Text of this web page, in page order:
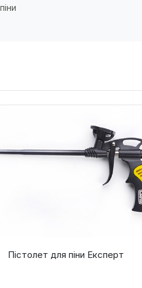
Пістолет для піни Експерт